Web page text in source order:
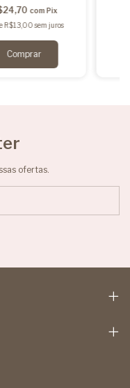
com Pix
R$13,00 sem juros
ofertas.